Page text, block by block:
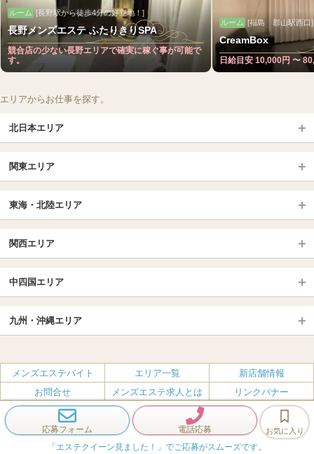
応募フォーム 電話応募 お気に入り
「エステクイーン見ました！」 でご応募がスムーズです。
ルーム [長野駅から徒歩4分の好立地！]
長野メンズエステ ふたりきりSPA
競合店の少ない長野エリアで確実に稼ぐ事が可能で
す。
ルーム [福島 郡山駅西口]
CreamBox
日給目安 10,000円 〜
エリアからお仕事を探す。
北日本エリア
北海道（札幌・旭川・函館）
青森
岩手 (盛岡・北上)
福島 (いわき・郡山)
山形
長野・松本・上田
群馬（伊勢崎・高崎・前橋）
関東エリア
大宮・浦和・川口
越谷・春日部
千葉TOP
松戸・柏
池袋・大塚
新宿
恵比寿・目黒・自由が丘
赤坂・麻布・六本木
品川・五反田・蒲田
銀座・東京・新橋
飯田橋・水道橋・市ヶ谷
神田・秋葉原・人形町
上野・鶯谷
赤羽・板橋
東海・北陸エリア
愛知（名古屋）
岐阜県
北陸
名古屋TOP
丸の内・久屋・高岳
大須・上前津・鶴舞
新栄町・東新町
千種・今池・黒川・大曽根
金山・熱田
一宮・津島・小牧
春日井・豊田・東海
刈谷・安城・岡崎・豊橋
関西エリア
京都駅・伏見区
烏丸御池駅
四条烏丸・河原町・祇園四条
三条・京都市役所前
大阪エリア
梅田・北新地
肥後橋・淀屋橋・北浜
南森町・天満・京橋
日本橋（大阪市）
難波（なんば）
南船場・心斎橋・長堀橋
堺筋本町・本町
新大阪・十三・南方
中四国エリア
広島
岡山
香川（高松）
愛媛（松山）
徳島
高知
九州・沖縄エリア
福岡
佐賀
長崎
熊本
大分
宮崎
沖縄
メンズエステバイト エリア一覧
新店舗情報
お問合せ
メンズエステ求人とは
リンクバナー
無料掲載 会社概要
エステクイーン
Copyright (c) e-q.jp All Rights Reserved.